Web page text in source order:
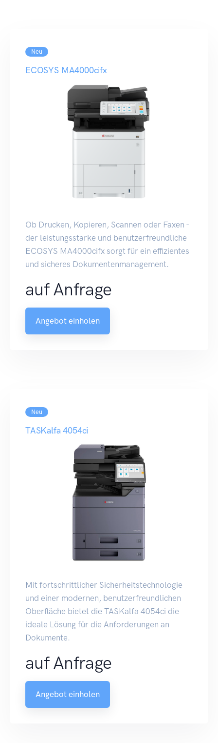
Neu
ECOSYS MA4000cifx
Ob Drucken, Kopieren, Scannen oder Faxen -
der leistungsstarke und benutzerfreundliche
ECOSYS MA4000cifx sorgt für ein effizientes
und sicheres Dokumentenmanagement.
auf Anfrage
Angebot einholen
Neu
TASKalfa 4054ci
Mit fortschrittlicher Sicherheitstechnologie
und einer modernen, benutzerfreundlichen
Oberfläche bietet die TASKalfa 4054ci die
ideale Lösung für die Anforderungen an
Dokumente.
auf Anfrage
Angebot einholen